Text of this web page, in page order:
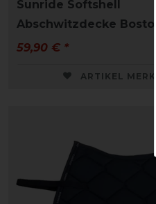
Sunride Softshell
Abschwitzdecke Boston
59,90 € *
ARTIKEL